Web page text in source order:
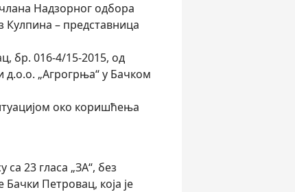
Надзорног одбора
– представница
бр. 016-4/15-2015, од
д.о.о. „Агрогрња“ у Бачком
око коришћења
23 гласа „ЗА“, без
Петровац, која је